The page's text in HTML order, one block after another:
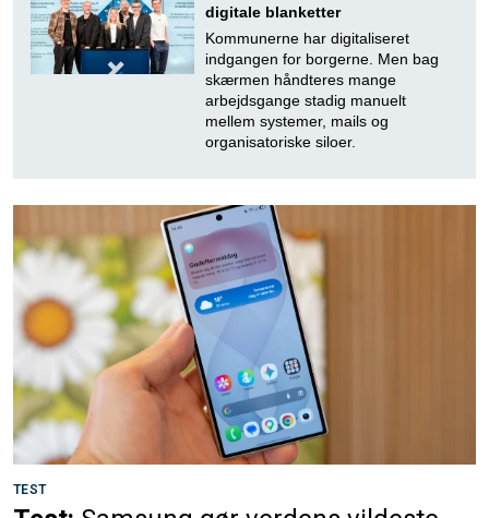
digitale blanketter
Kommunerne har digitaliseret
indgangen for borgerne. Men bag
skærmen håndteres mange
arbejdsgange stadig manuelt
mellem systemer, mails og
organisatoriske siloer.
TEST